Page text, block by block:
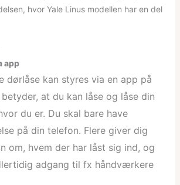
hvor Yale Linus modellen har en del
app
dørlåse kan styres via en app på
at du kan låse og låse din
du er. Du skal bare have
på din telefon. Flere giver dig
om, hvem der har låst sig ind, og
adgang til fx håndværkere